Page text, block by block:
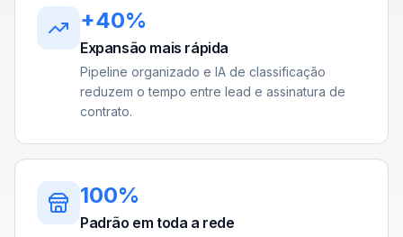
+40%
Expansão mais rápida
Pipeline organizado e IA de classificação
reduzem o tempo entre lead e assinatura de
contrato.
100%
Padrão em toda a rede